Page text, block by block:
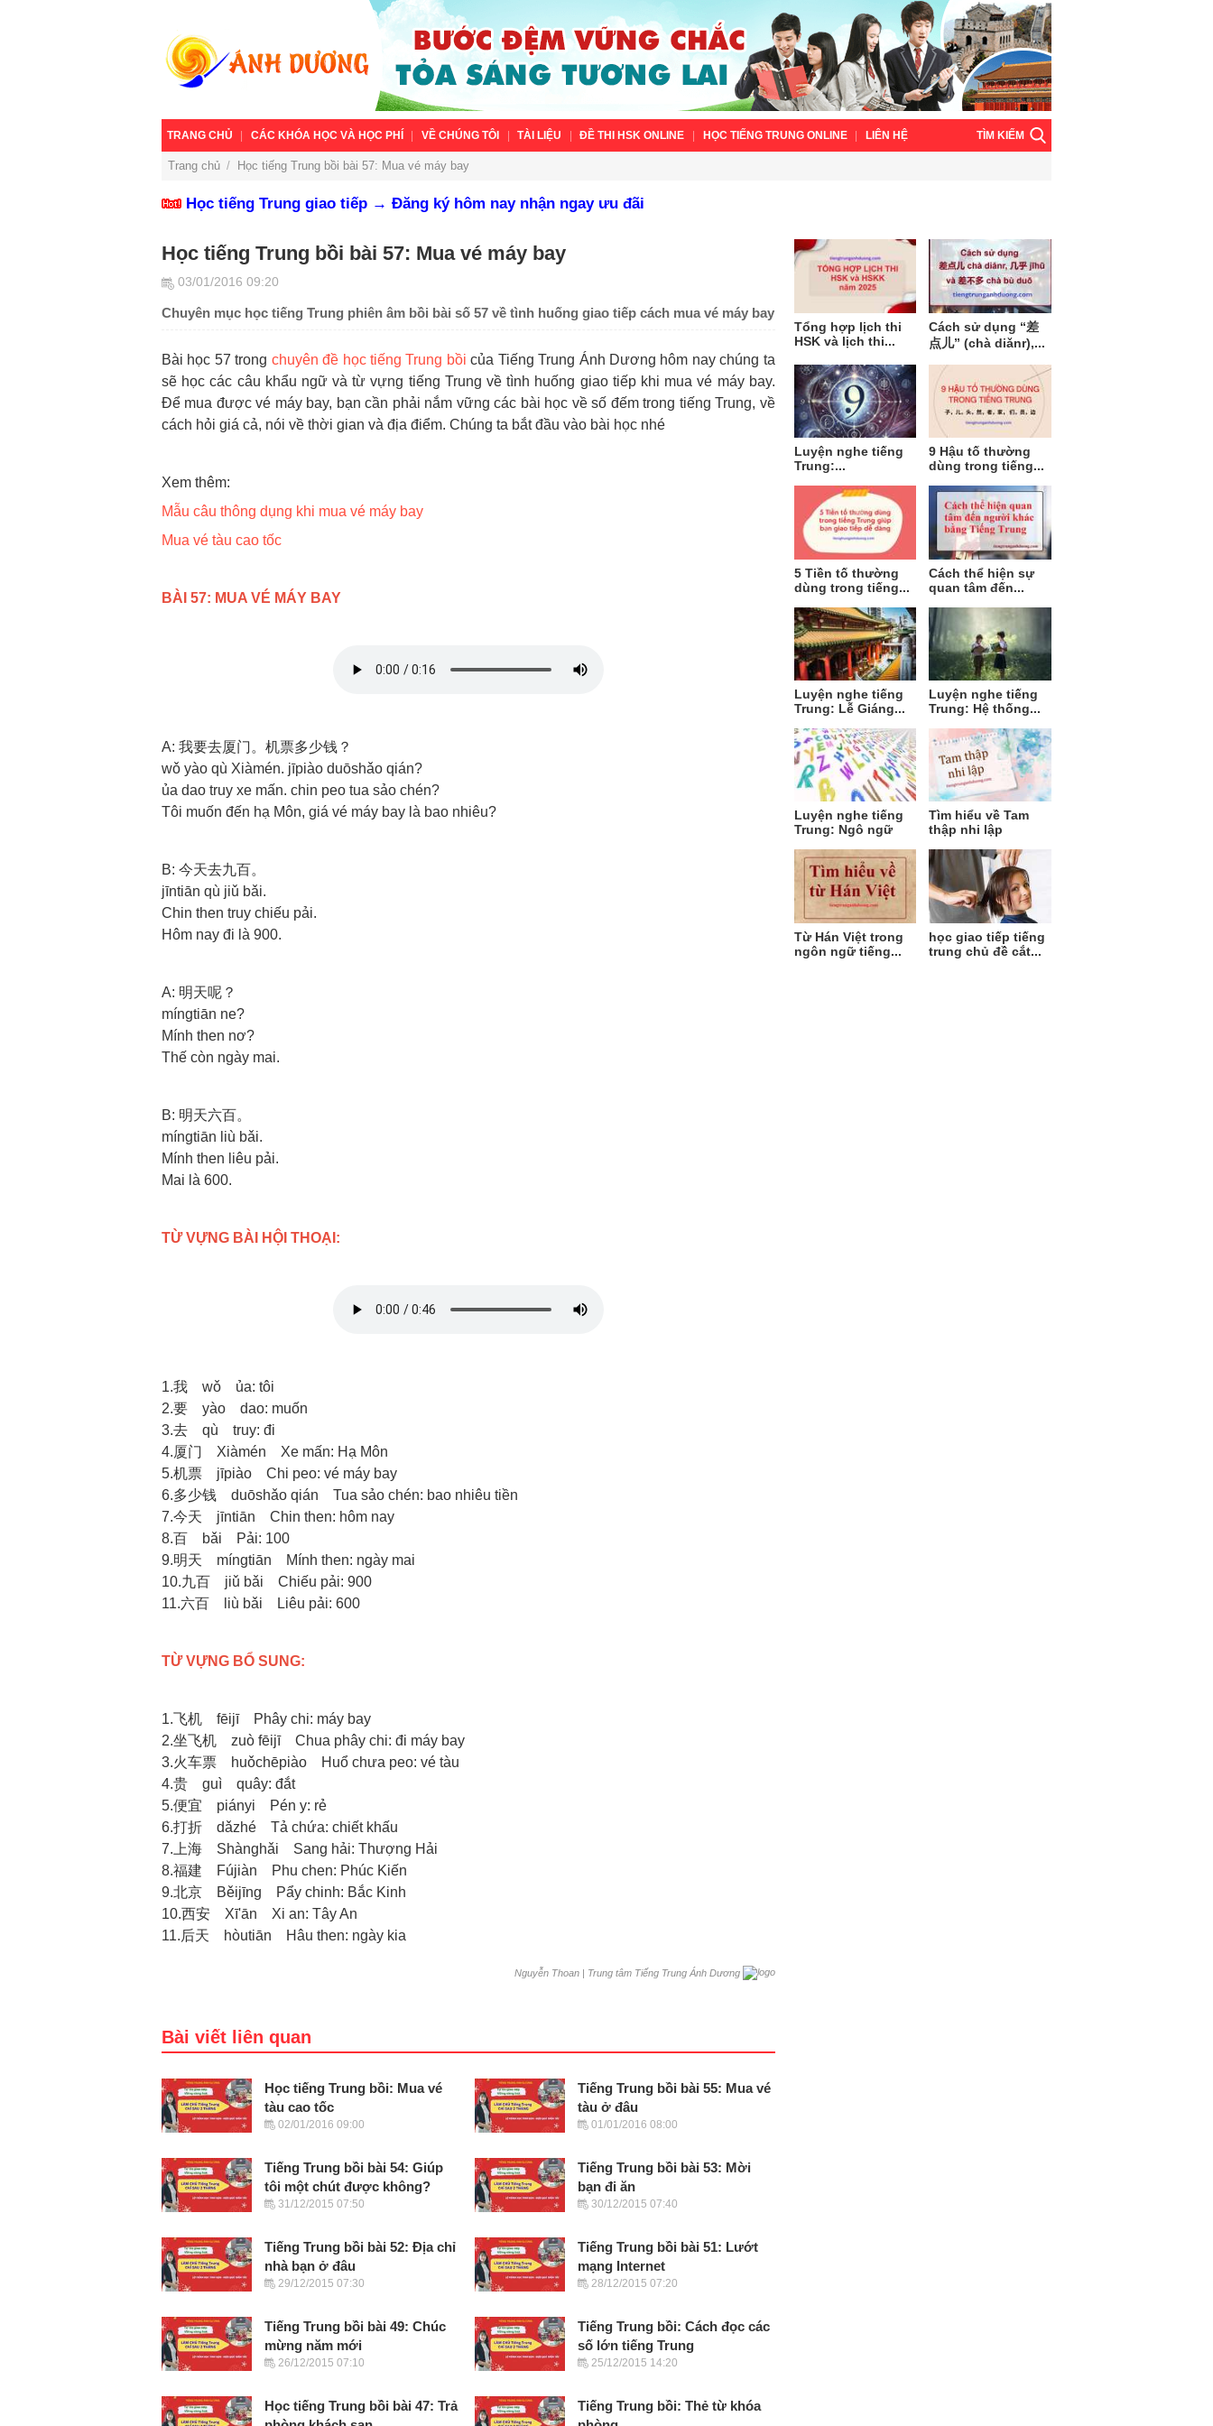
TRANG CHỦ CÁC KHÓA HỌC VÀ HỌC PHÍ VỀ CHÚNG TÔI TÀI LIỆU ĐỀ THI HSK ONLINE HỌC TIẾNG TRUNG ONLINE LIÊN HỆ TÌM KIẾM
Trang chủ / Học tiếng Trung bồi bài 57: Mua vé máy bay
Học tiếng Trung giao tiếp → Đăng ký hôm nay nhận ngay ưu đãi
Học tiếng Trung bồi bài 57: Mua vé máy bay
03/01/2016 09:20
Chuyên mục học tiếng Trung phiên âm bồi bài số 57 về tình huống giao tiếp cách mua vé máy bay
Bài học 57 trong chuyên đề học tiếng Trung bồi của Tiếng Trung Ánh Dương hôm nay chúng ta
sẽ học các câu khẩu ngữ và từ vựng tiếng Trung về tình huống giao tiếp khi mua vé máy bay.
Để mua được vé máy bay, bạn cần phải nắm vững các bài học về số đếm trong tiếng Trung, về
cách hỏi giá cả, nói về thời gian và địa điểm. Chúng ta bắt đầu vào bài học nhé
Xem thêm:
Mẫu câu thông dụng khi mua vé máy bay
Mua vé tàu cao tốc
BÀI 57: MUA VÉ MÁY BAY
A: 我要去厦门。机票多少钱？
wǒ yào qù Xiàmén. jīpiào duōshǎo qián?
ủa dao truy xe mấn. chin peo tua sảo chén?
Tôi muốn đến hạ Môn, giá vé máy bay là bao nhiêu?
B: 今天去九百。
jīntiān qù jiǔ bǎi.
Chin then truy chiếu pải.
Hôm nay đi là 900.
A: 明天呢？
míngtiān ne?
Mính then nơ?
Thế còn ngày mai.
B: 明天六百。
míngtiān liù bǎi.
Mính then liêu pải.
Mai là 600.
TỪ VỰNG BÀI HỘI THOẠI:
1.我 wǒ ủa: tôi
2.要 yào dao: muốn
3.去 qù truy: đi
4.厦门 Xiàmén Xe mấn: Hạ Môn
5.机票 jīpiào Chi peo: vé máy bay
6.多少钱 duōshǎo qián Tua sảo chén: bao nhiêu tiền
7.今天 jīntiān Chin then: hôm nay
8.百 bǎi Pải: 100
9.明天 míngtiān Mính then: ngày mai
10.九百 jiǔ bǎi Chiếu pải: 900
11.六百 liù bǎi Liêu pải: 600
TỪ VỰNG BỔ SUNG:
1.飞机 fēijī Phây chi: máy bay
2.坐飞机 zuò fēijī Chua phây chi: đi máy bay
3.火车票 huǒchēpiào Huổ chưa peo: vé tàu
4.贵 guì quây: đắt
5.便宜 piányi Pén y: rẻ
6.打折 dǎzhé Tả chứa: chiết khấu
7.上海 Shànghǎi Sang hải: Thượng Hải
8.福建 Fújiàn Phu chen: Phúc Kiến
9.北京 Běijīng Pẩy chinh: Bắc Kinh
10.西安 Xī'ān Xi an: Tây An
11.后天 hòutiān Hâu then: ngày kia
Nguyễn Thoan | Trung tâm Tiếng Trung Ánh Dương
Bài viết liên quan
Học tiếng Trung bồi: Mua vé
tàu cao tốc
02/01/2016 09:00
Tiếng Trung bồi bài 55: Mua vé
tàu ở đâu
01/01/2016 08:00
Tiếng Trung bồi bài 54: Giúp
tôi một chút được không?
31/12/2015 07:50
Tiếng Trung bồi bài 53: Mời
bạn đi ăn
30/12/2015 07:40
Tiếng Trung bồi bài 52: Địa chỉ
nhà bạn ở đâu
29/12/2015 07:30
Tiếng Trung bồi bài 51: Lướt
mạng Internet
28/12/2015 07:20
Tiếng Trung bồi bài 49: Chúc
mừng năm mới
26/12/2015 07:10
Tiếng Trung bồi: Cách đọc các
số lớn tiếng Trung
25/12/2015 14:20
Học tiếng Trung bồi bài 47: Trả
Tiếng Trung bồi: Thẻ từ khóa
Tổng hợp lịch thi
HSK và lịch thi...
Cách sử dụng “差
点儿” (chà diǎnr),...
Luyện nghe tiếng
Trung:...
9 Hậu tố thường
dùng trong tiếng...
5 Tiền tố thường
dùng trong tiếng...
Cách thể hiện sự
quan tâm đến...
Luyện nghe tiếng
Trung: Lễ Giáng...
Luyện nghe tiếng
Trung: Hệ thống...
Luyện nghe tiếng
Trung: Ngô ngữ
Tìm hiểu về Tam
thập nhi lập
Từ Hán Việt trong
ngôn ngữ tiếng...
học giao tiếp tiếng
trung chủ đề cắt...